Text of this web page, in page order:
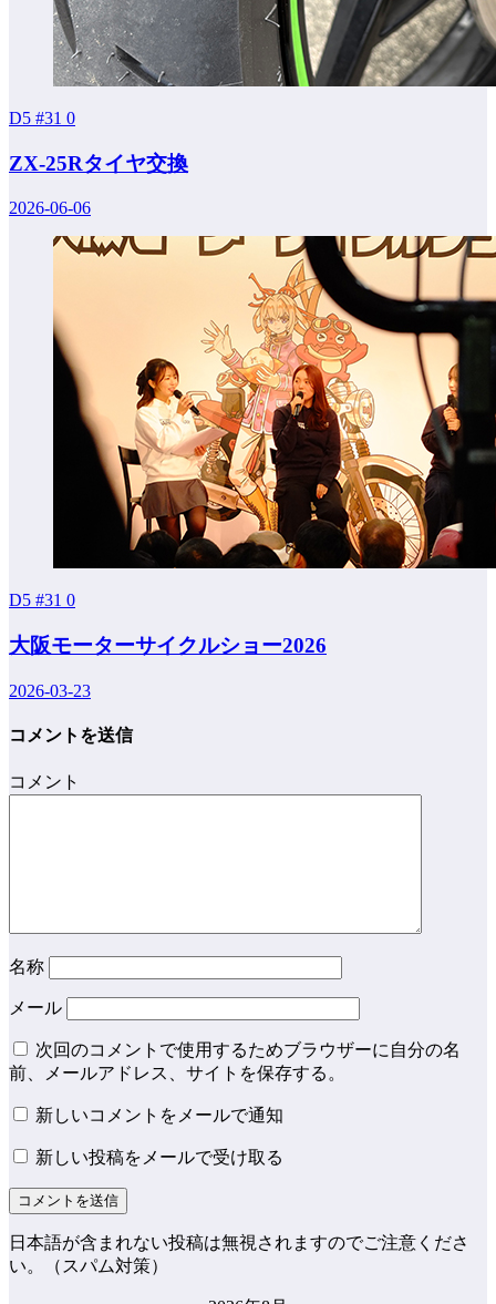
D5 #31 0
ZX-25Rタイヤ交換
2026-06-06
D5 #31 0
大阪モーターサイクルショー2026
2026-03-23
コメントを送信
コメント
名称
メール
次回のコメントで使用するためブラウザーに自分の名
前、メールアドレス、サイトを保存する。
新しいコメントをメールで通知
新しい投稿をメールで受け取る
日本語が含まれない投稿は無視されますのでご注意くださ
い。（スパム対策）